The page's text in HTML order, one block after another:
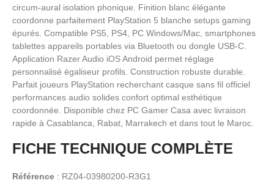
circum-aural isolation phonique. Finition blanc élégante
coordonne parfaitement PlayStation 5 blanche setups gaming
épurés. Compatible PS5, PS4, PC Windows/Mac, smartphones
tablettes appareils portables via Bluetooth ou dongle USB-C.
Application Razer Audio iOS Android permet réglage
personnalisé égaliseur profils. Construction robuste durable.
Parfait joueurs PlayStation recherchant casque sans fil officiel
performances audio solides confort optimal esthétique
coordonnée. Disponible chez PC Gamer Casa avec livraison
rapide à Casablanca, Rabat, Marrakech et dans tout le Maroc.
FICHE TECHNIQUE COMPLÈTE
Référence : RZ04-03980200-R3G1